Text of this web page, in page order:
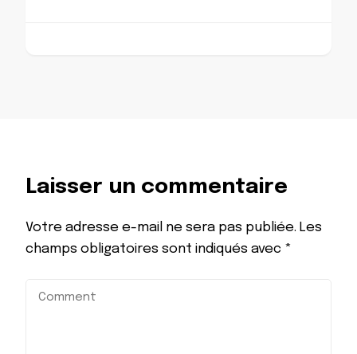
Laisser un commentaire
Votre adresse e-mail ne sera pas publiée. Les
champs obligatoires sont indiqués avec *